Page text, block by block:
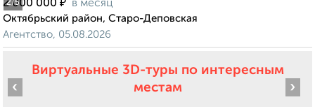
2/5
2 000 000 ₽ в месяц
Октябрьский район, Старо-Деповская
Агентство, 05.08.2026
Виртуальные 3D-туры по интересным
местам
‹ ›